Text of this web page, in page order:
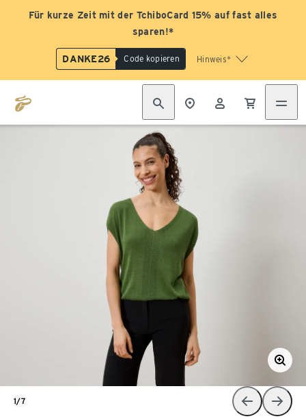
Für kurze Zeit mit der TchiboCard 15% auf fast alles
sparen!*
DANKE26 Code kopieren Hinweis*
1/7